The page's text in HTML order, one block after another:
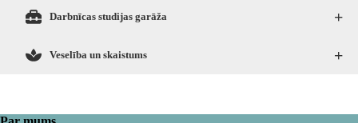
+
Darbnīcas studijas garāža
+
Veselība un skaistums